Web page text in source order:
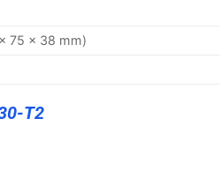
75 x 38 mm)
T2